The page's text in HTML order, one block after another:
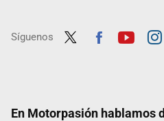
Síguenos
En Motorpasión hablamos